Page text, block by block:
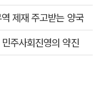
제재 주고받는 양국
주사회진영의 약진